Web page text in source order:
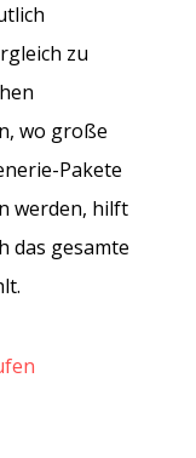
zu
wo große
Pakete
werden, hilft
das gesamte